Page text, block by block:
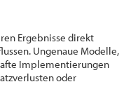
Ergebnisse direkt
Ungenaue Modelle,
Implementierungen
oder